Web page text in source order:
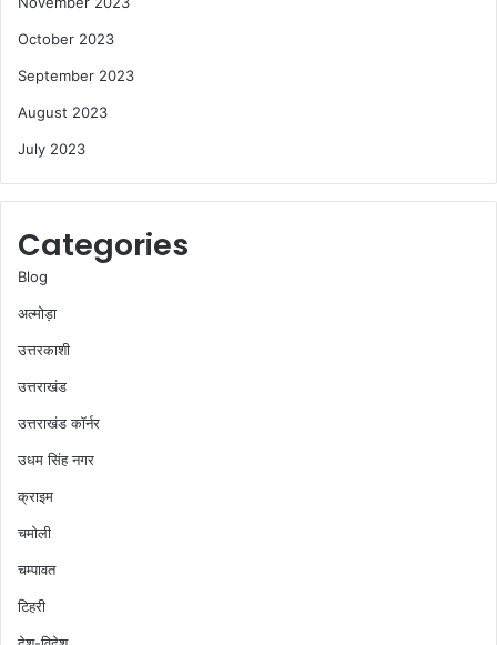
October 2023
September 2023
August 2023
July 2023
Categories
Blog
अल्मोड़ा
उत्तरकाशी
उत्तराखंड
उत्तराखंड कॉर्नर
उधम सिंह नगर
क्राइम
चमोली
चम्पावत
टिहरी